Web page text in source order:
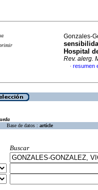
Gonzales-
Hospital
Rev. alerg.
· resumen
Base de datos : article
Buscar